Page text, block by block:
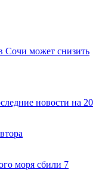
Сочи может снизить
новости на 20
моря сбили 7